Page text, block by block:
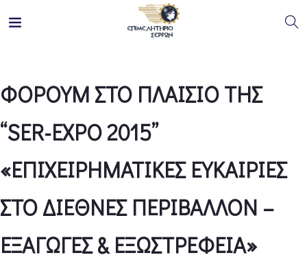
ΦΟΡΟΥΜ ΣΤΟ ΠΛΑΙΣΙΟ ΤΗΣ
“SER-EXPO 2015”
«ΕΠΙΧΕΙΡΗΜΑΤΙΚΕΣ ΕΥΚΑΙΡΙΕΣ
ΣΤΟ ΔΙΕΘΝΕΣ ΠΕΡΙΒΑΛΛΟΝ –
ΕΞΑΓΩΓΕΣ & ΕΞΩΣΤΡΕΦΕΙΑ»